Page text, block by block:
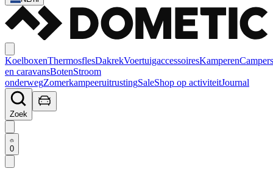
KoelboxenThermosflesDakrekVoertuigaccessoiresKamperenCampers
en caravansBotenStroom
onderwegZomerkampeeruitrustingSaleShop op activiteitJournal
Zoek
0